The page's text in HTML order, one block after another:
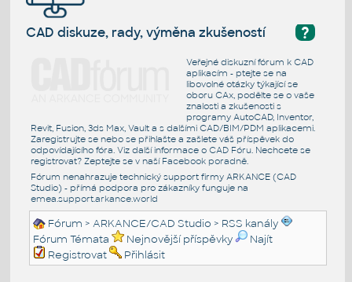
?
CAD diskuze, rady, výměna zkušeností
Veřejné diskuzní fórum k CAD
aplikacím - ptejte se na
libovolné otázky týkající se
oboru CAx, podělte se o vaše
znalosti a zkušenosti s
programy AutoCAD, Inventor,
Revit, Fusion, 3ds Max, Vault a s dalšími CAD/BIM/PDM aplikacemi.
Zaregistrujte se nebo se přihlašte a zašlete váš příspěvek do
odpovídajícího fóra. Viz další informace o CAD Fóru. Nechcete se
registrovat? Zeptejte se v naší Facebook poradně.
Fórum nenahrazuje technický support firmy ARKANCE (CAD
Studio) - přímá podpora pro zákazníky funguje na
emea.support.arkance.world
Fórum >ARKANCE/CAD Studio > RSS kanály
Fórum Témata
Nejnovější příspěvky
Najít
Registrovat
Přihlásit